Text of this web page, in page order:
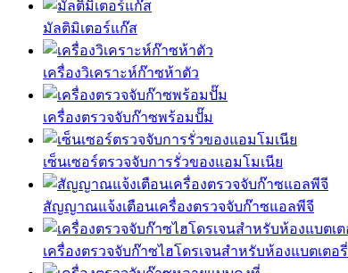
มัลติมิเตอร์แก๊ส
เครื่องวิเคราะห์ก๊าซห้าตัว
เครื่องตรวจจับก๊าซพร้อมปั๊ม
เซ็นเซอร์ตรวจจับการรั่วของแอมโมเนีย
สัญญาณแจ้งเตือนเครื่องตรวจจับก๊าซแอลพีจี
เครื่องตรวจจับก๊าซไฮโดรเจนสำหรับห้องแบตเตอรี่